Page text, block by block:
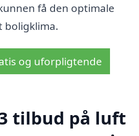
få den optimale
boligklima.
og uforpligtende
tilbud på luft